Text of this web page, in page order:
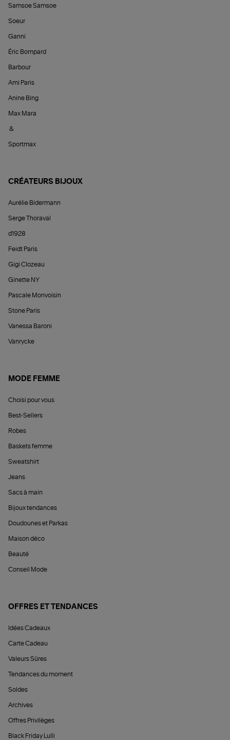
Samsoe Samsoe
Soeur
Ganni
Éric Bompard
Barbour
Ami Paris
Anine Bing
Max Mara
&
Sportmax
CRÉATEURS BIJOUX
Aurélie Bidermann
Serge Thoraval
d1928
Feidt Paris
Gigi Clozeau
Ginette NY
Pascale Monvoisin
Stone Paris
Vanessa Baroni
Vanrycke
MODE FEMME
Choisi pour vous
Best-Sellers
Robes
Baskets femme
Sweatshirt
Jeans
Sacs à main
Bijoux tendances
Doudounes et Parkas
Maison déco
Beauté
Conseil Mode
OFFRES ET TENDANCES
Idées Cadeaux
Carte Cadeau
Valeurs Sûres
Tendances du moment
Soldes
Archives
Offres Privilèges
Black Friday Lulli